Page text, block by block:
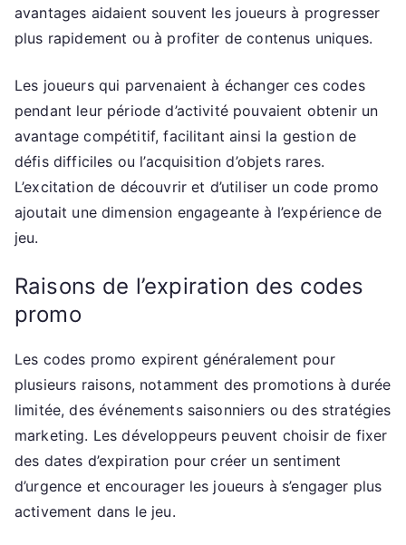
avantages aidaient souvent les joueurs à progresser
plus rapidement ou à profiter de contenus uniques.
Les joueurs qui parvenaient à échanger ces codes
pendant leur période d’activité pouvaient obtenir un
avantage compétitif, facilitant ainsi la gestion de
défis difficiles ou l’acquisition d’objets rares.
L’excitation de découvrir et d’utiliser un code promo
ajoutait une dimension engageante à l’expérience de
jeu.
Raisons de l’expiration des codes
promo
Les codes promo expirent généralement pour
plusieurs raisons, notamment des promotions à durée
limitée, des événements saisonniers ou des stratégies
marketing. Les développeurs peuvent choisir de fixer
des dates d’expiration pour créer un sentiment
d’urgence et encourager les joueurs à s’engager plus
activement dans le jeu.